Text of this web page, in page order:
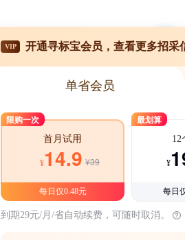
VIP 开通寻标宝会员，查看更多招采
单省会员
限购一次
首月试用
¥14.9 ¥39
每日仅0.48元
最划算
12
¥
每日
到期29元/月/省自动续费，可随时取消。